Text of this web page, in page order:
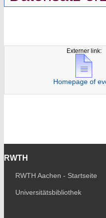
Externer link:
Homepage of
RWTH
RWTH Aachen - Startseite
Universitätsbibliothek